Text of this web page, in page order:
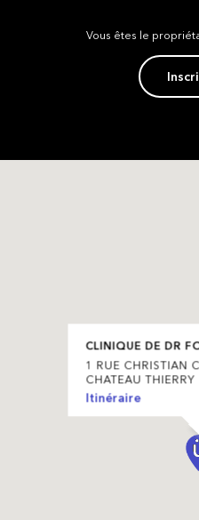
Vous êtes le
CLINIQUE DE DR
1 RUE CHRISTIAN
CHATEAU THIERRY
Itinéraire